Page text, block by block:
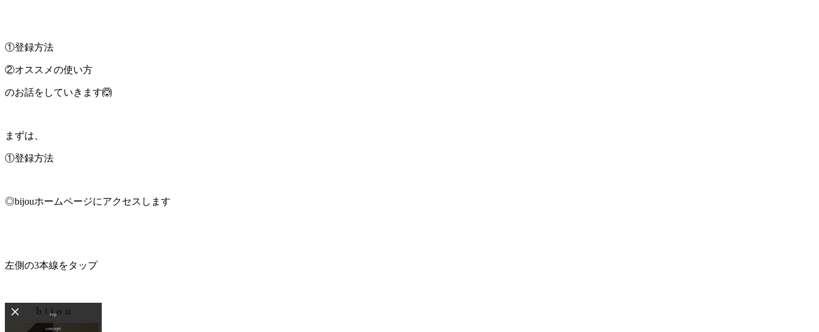
①登録方法
②オススメの使い方
のお話をしていきます🙆
まずは、
①登録方法
◎bijouホームページにアクセスします
左側の3本線をタップ